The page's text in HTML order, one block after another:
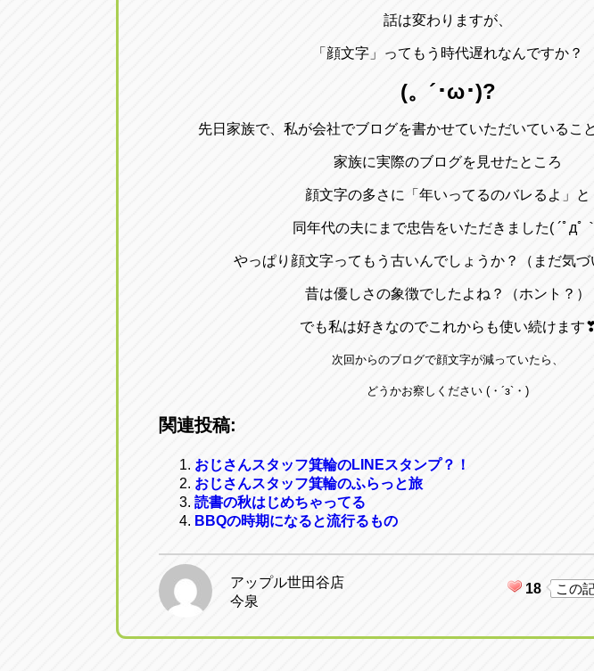
話は変わりますが、
「顔文字」ってもう時代遅れなんですか？
(。´･ω･)?
先日家族で、私が会社でブログを書かせていただいているこ
家族に実際のブログを見せたところ
顔文字の多さに「年いってるのバレるよ」と
同年代の夫にまで忠告をいただきました( ´ﾟдﾟ
やっぱり顔文字ってもう古いんでしょうか？（まだ気づ
昔は優しさの象徴でしたよね？（ホント？）
でも私は好きなのでこれからも使い続けます❣
次回からのブログで顔文字が減っていたら、
どうかお察しください (・´з`・)
関連投稿:
おじさんスタッフ箕輪のLINEスタンプ？！
おじさんスタッフ箕輪のふらっと旅
読書の秋はじめちゃってる
BBQの時期になると流行るもの
アップル世田谷店
今泉
18 この